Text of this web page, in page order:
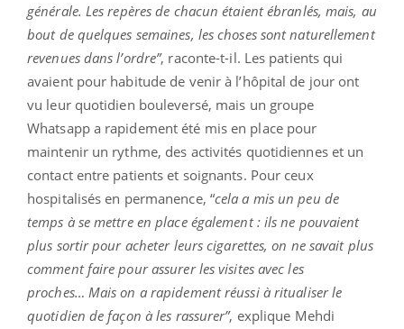
générale. Les repères de chacun étaient ébranlés, mais, au
bout de quelques semaines, les choses sont naturellement
revenues dans l’ordre”, raconte-t-il. Les patients qui
avaient pour habitude de venir à l’hôpital de jour ont
vu leur quotidien bouleversé, mais un groupe
Whatsapp a rapidement été mis en place pour
maintenir un rythme, des activités quotidiennes et un
contact entre patients et soignants. Pour ceux
hospitalisés en permanence, “cela a mis un peu de
temps à se mettre en place également : ils ne pouvaient
plus sortir pour acheter leurs cigarettes, on ne savait plus
comment faire pour assurer les visites avec les
proches… Mais on a rapidement réussi à ritualiser le
quotidien de façon à les rassurer”, explique Mehdi